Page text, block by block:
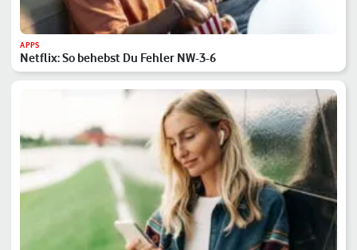
APPS
Netflix: So behebst Du Fehler NW-3-6